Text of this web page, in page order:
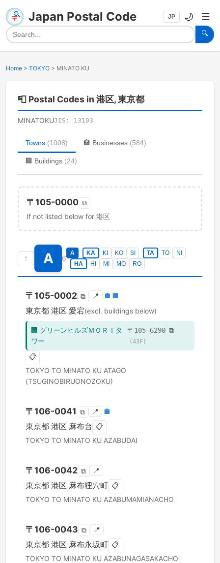
Japan Postal Code
🔍
JP 🌙 ☰
Home > TOKYO > MINATO KU
📮 Postal Codes in 港区, 東京都
MINATOKUJIS: 13103
Towns (1008) 🏣 Businesses (584)
🏢 Buildings (24)
〒 105-0000 ⧉
If not listed below for 港区
↑ A 6
A KA KI KO SI TA TO
NI
HA
HI MI MO RO
〒 105-0002 ⧉ 📍 🏣 🏢
東京都 港区 愛宕(excl. buildings below)
🏢 グリーンヒルズＭＯＲＩタ
ワー
〒 105-6290 ⧉
(43F)
📋
TOKYO TO MINATO KU ATAGO
(TSUGINOBIRUONOZOKU)
〒 106-0041 ⧉ 📍 🏣
東京都 港区 麻布台 📋
TOKYO TO MINATO KU AZABUDAI
〒 106-0042 ⧉ 📍
東京都 港区 麻布狸穴町 📋
TOKYO TO MINATO KU AZABUMAMIANACHO
〒 106-0043 ⧉ 📍
東京都 港区 麻布永坂町 📋
TOKYO TO MINATO KU AZABUNAGASAKACHO